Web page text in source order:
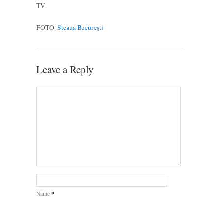
TV.
FOTO: Steaua București
Leave a Reply
Name *